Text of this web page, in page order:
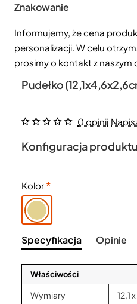
Znakowanie
Informujemy, że cena
personalizacji. W celu
prosimy o kontakt z naszym
Pudełko
0 opinii
Konfiguracja produktu
Kolor
Specyfikacja Opinie
Właściwości
Wymiary 12,1